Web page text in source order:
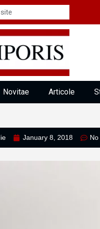
Novitae Articole
January 8, 2018